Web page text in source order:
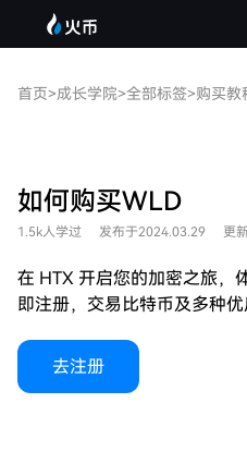
首页>成长学院>全部标签>购买教
如何购买WLD
1.5k人学过 发布于2024.03.29 更
在 HTX 开启您的加密之旅，
即注册，交易比特币及多种优
去注册